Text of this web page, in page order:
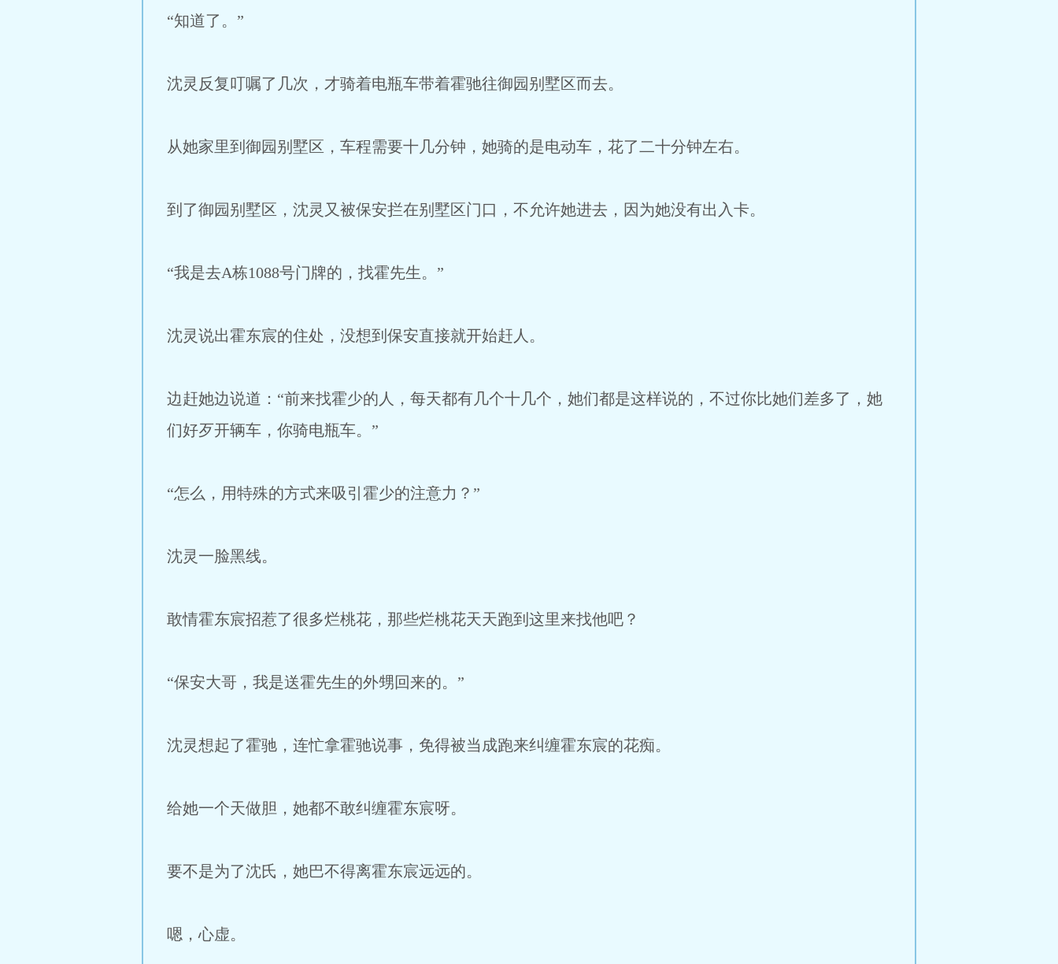
“知道了。”
沈灵反复叮嘱了几次，才骑着电瓶车带着霍驰往御园别墅区而去。
从她家里到御园别墅区，车程需要十几分钟，她骑的是电动车，花了二十分钟左右。
到了御园别墅区，沈灵又被保安拦在别墅区门口，不允许她进去，因为她没有出入卡。
“我是去A栋1088号门牌的，找霍先生。”
沈灵说出霍东宸的住处，没想到保安直接就开始赶人。
边赶她边说道：“前来找霍少的人，每天都有几个十几个，她们都是这样说的，不过你比她们差多了，她
们好歹开辆车，你骑电瓶车。”
“怎么，用特殊的方式来吸引霍少的注意力？”
沈灵一脸黑线。
敢情霍东宸招惹了很多烂桃花，那些烂桃花天天跑到这里来找他吧？
“保安大哥，我是送霍先生的外甥回来的。”
沈灵想起了霍驰，连忙拿霍驰说事，免得被当成跑来纠缠霍东宸的花痴。
给她一个天做胆，她都不敢纠缠霍东宸呀。
要不是为了沈氏，她巴不得离霍东宸远远的。
嗯，心虚。